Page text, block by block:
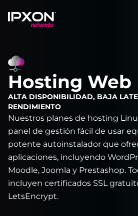
Header
Hosting Web
ALTA DISPONIBILIDAD, BAJA
RENDIMIENTO
Nuestros planes de hosting
panel de gestión fácil de usar
potente autoinstalador que
aplicaciones, incluyendo
Moodle, Joomla y Prestashop.
incluyen certificados SSL
LetsEncrypt.